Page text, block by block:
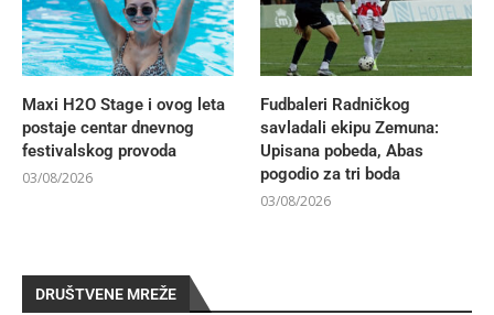
Maxi H2O Stage i ovog leta
postaje centar dnevnog
festivalskog provoda
03/08/2026
Fudbaleri Radničkog
savladali ekipu Zemuna:
Upisana pobeda, Abas
pogodio za tri boda
03/08/2026
DRUŠTVENE MREŽE